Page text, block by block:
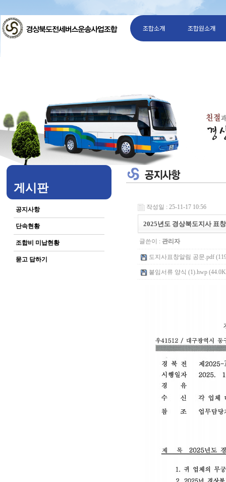
조합소개 조합원소개
게시판
공지사항
단속현황
조합비 미납현황
묻고 답하기
작성일 : 25-11-17 10:56
2025년도 경상북도지사 표
글쓴이 : 관리자
도지사표창알림 공문.pdf
붙임서류 양식 (1).hwp